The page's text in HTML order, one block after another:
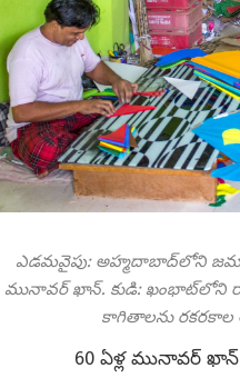
ఎడమవైపు: అహ్మదాబాద్‌లోని
మునావర్ ఖాన్. కుడి: ఖంభాట్‌లోని
కాగితాలను రకరకాల
60 ఏళ్ల మునావర్